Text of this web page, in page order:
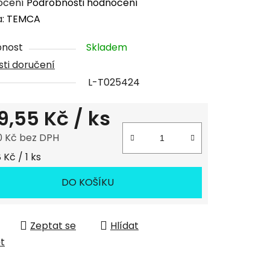
TEMCA
Skladem
doručení
L-T025424
Kč / ks
Kč bez DPH
cena:
Kč / 1 ks
DO KOŠÍKU
Zeptat se
Hlídat